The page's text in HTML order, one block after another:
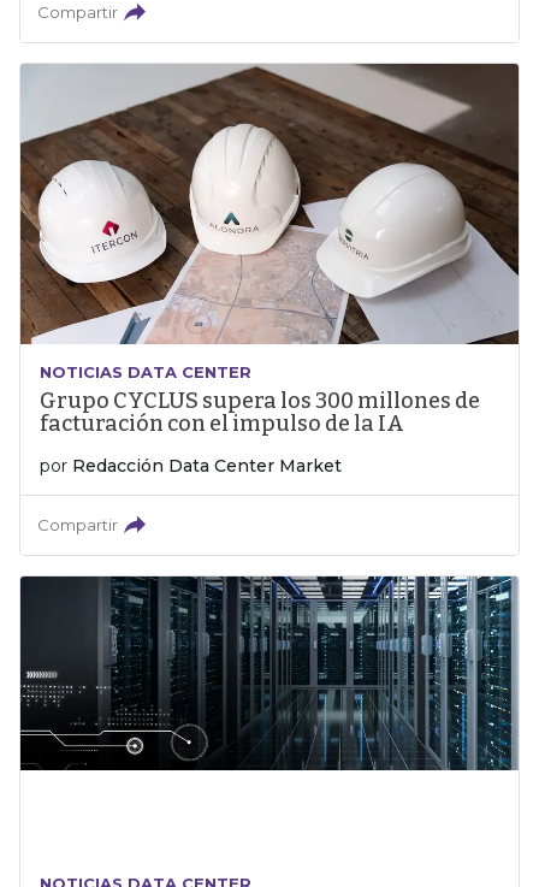
Compartir
NOTICIAS DATA CENTER
Grupo CYCLUS supera los 300 millones de
facturación con el impulso de la IA
por Redacción Data Center Market
Compartir